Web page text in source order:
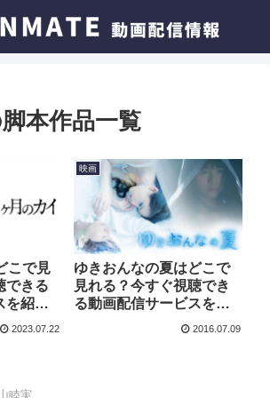
本作品一覧
こで見
できる
を紹
2023.07.22
映画
ゆきおんなの夏はどこで
見れる？今すぐ視聴でき
る動画配信サービスを紹
2016.07.09
睦実